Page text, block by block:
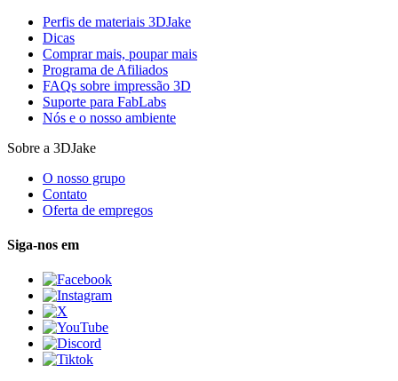
Perfis de materiais 3DJake
Dicas
Comprar mais, poupar mais
Programa de Afiliados
FAQs sobre impressão 3D
Suporte para FabLabs
Nós e o nosso ambiente
Sobre a 3DJake
O nosso grupo
Contato
Oferta de empregos
Siga-nos em